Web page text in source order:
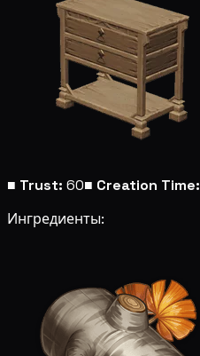
■ Trust: 60■ Creation Time:
Ингредиенты: